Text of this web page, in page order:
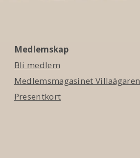
Medlemskap
Bli medlem
Medlemsmagasinet Villaägaren
Presentkort